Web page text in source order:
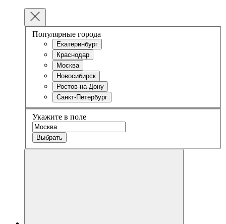
Популярные города
Екатеринбург
Краснодар
Москва
Новосибирск
Ростов-на-Дону
Санкт-Петербург
Укажите в поле
Выбрать